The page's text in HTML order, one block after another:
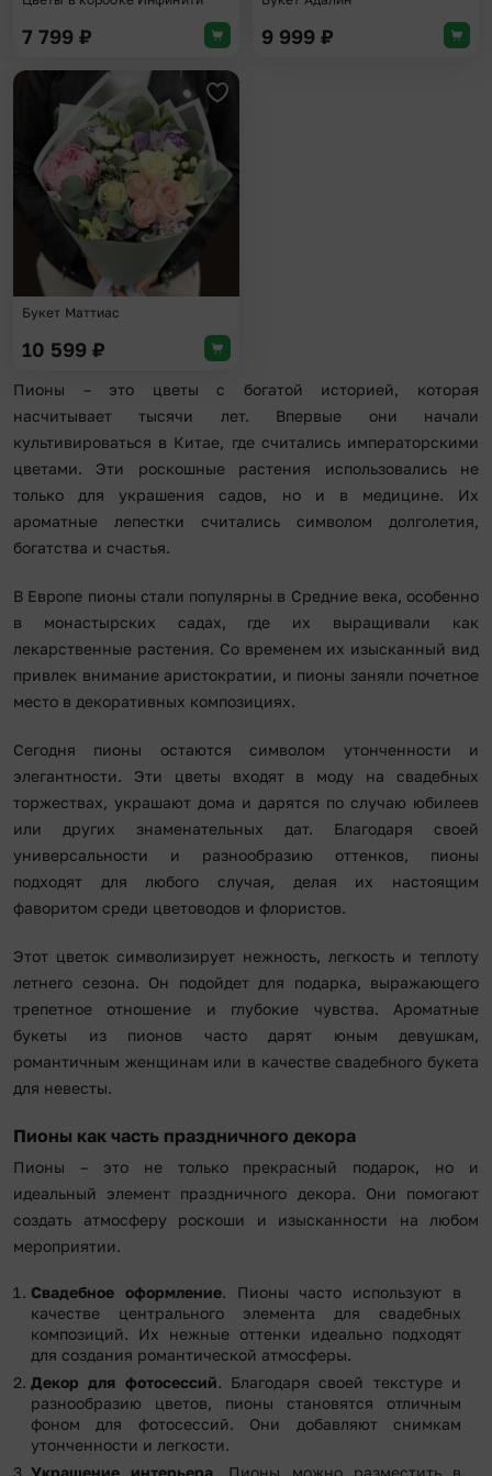
7 799 ₽ 9 999 ₽
Букет Маттиас
10 599 ₽
Пионы – это цветы с богатой историей, которая
насчитывает тысячи лет. Впервые они начали
культивироваться в Китае, где считались императорскими
цветами. Эти роскошные растения использовались не
только для украшения садов, но и в медицине. Их
ароматные лепестки считались символом долголетия,
богатства и счастья.
В Европе пионы стали популярны в Средние века, особенно
в монастырских садах, где их выращивали как
лекарственные растения. Со временем их изысканный вид
привлек внимание аристократии, и пионы заняли почетное
место в декоративных композициях.
Сегодня пионы остаются символом утонченности и
элегантности. Эти цветы входят в моду на свадебных
торжествах, украшают дома и дарятся по случаю юбилеев
или других знаменательных дат. Благодаря своей
универсальности и разнообразию оттенков, пионы
подходят для любого случая, делая их настоящим
фаворитом среди цветоводов и флористов.
Этот цветок символизирует нежность, легкость и теплоту
летнего сезона. Он подойдет для подарка, выражающего
трепетное отношение и глубокие чувства. Ароматные
букеты из пионов часто дарят юным девушкам,
романтичным женщинам или в качестве свадебного букета
для невесты.
Пионы как часть праздничного декора
Пионы – это не только прекрасный подарок, но и
идеальный элемент праздничного декора. Они помогают
создать атмосферу роскоши и изысканности на любом
мероприятии.
Свадебное оформление. Пионы часто используют в
качестве центрального элемента для свадебных
композиций. Их нежные оттенки идеально подходят
для создания романтической атмосферы.
Декор для фотосессий. Благодаря своей текстуре и
разнообразию цветов, пионы становятся отличным
фоном для фотосессий. Они добавляют снимкам
утонченности и легкости.
Украшение интерьера . Пионы можно разместить в